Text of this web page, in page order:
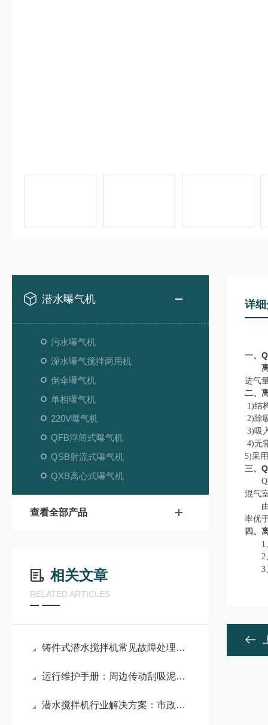
潜水曝气机
污水曝气机
深水曝气搅拌两用机
倒伞曝气机
单相曝气机
220V曝气机
QFB浮筒式曝气机
QSB射流式曝气机
QXB离心式曝气机
查看全部产品
相关文章
RELATED ARTICLES
铸件式潜水搅拌机常见故障处理方法
运行维护手册：周边传动刮吸泥机的日常检查、润滑与保养
潜水搅拌机行业解决方案：市政污水处理、工业废水治理全场景应用指南
详
一、
离
进气
二、
1)结
2)除
3)吸
4)无
5)采
三、
混气
由于
率优
四、
1、
2、
3、